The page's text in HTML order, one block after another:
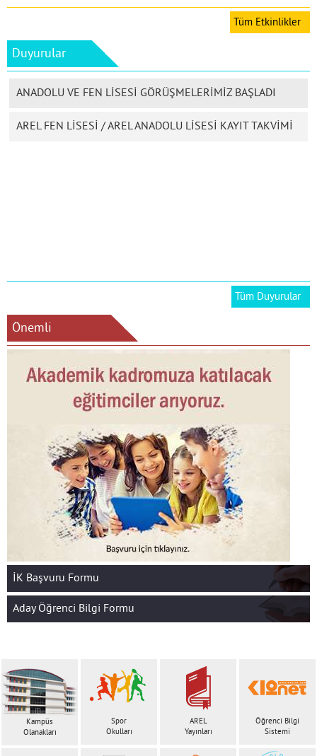
Tüm Etkinlikler
Duyurular
ANADOLU VE FEN LİSESİ GÖRÜŞMELERİMİZ BAŞLADI
AREL FEN LİSESİ / AREL ANADOLU LİSESİ KAYIT TAKVİMİ
Tüm Duyurular
Önemli
İK Başvuru Formu
Aday Öğrenci Bilgi Formu
Kampüs
Olanakları
Spor
Okulları
AREL
Yayınları
Öğrenci Bilgi
Sistemi